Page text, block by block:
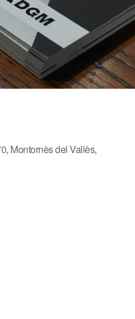
Montornès del Vallès,